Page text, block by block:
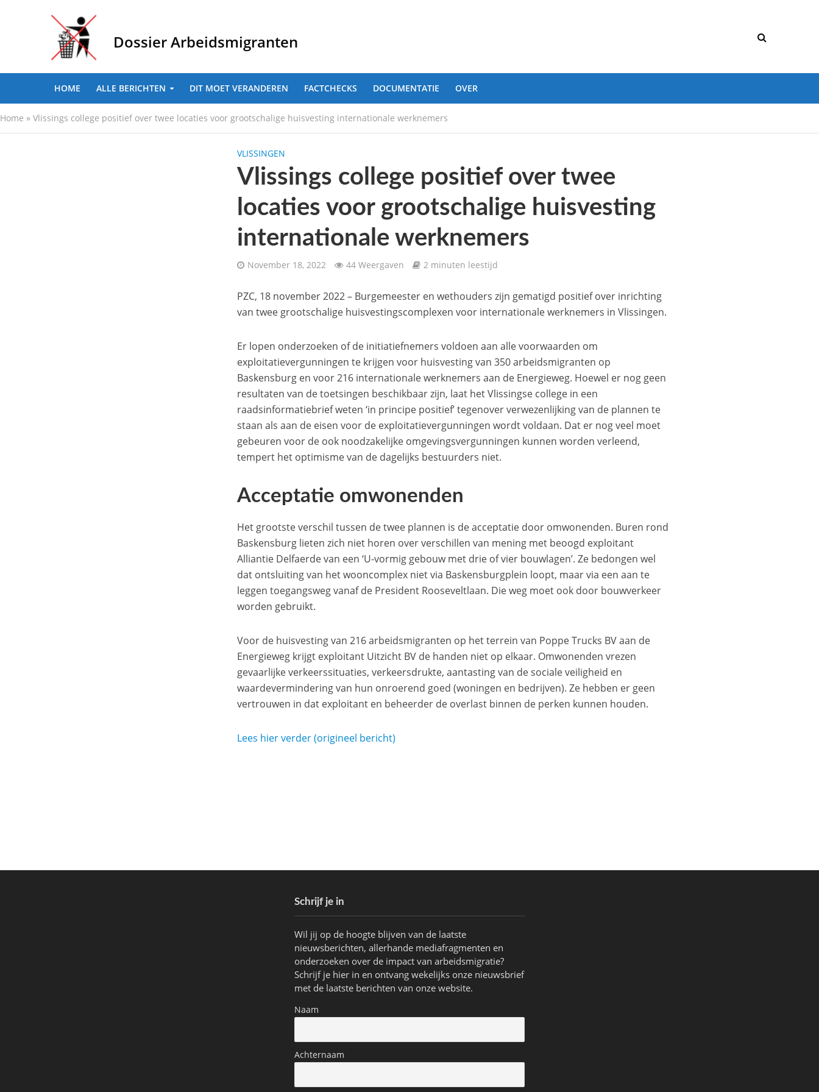
Dossier Arbeidsmigranten
HOME ALLE BERICHTEN DIT MOET VERANDEREN FACTCHECKS DOCUMENTATIE OVER
Home » Vlissings college positief over twee locaties voor grootschalige huisvesting internationale werknemers
VLISSINGEN
Vlissings college positief over twee
locaties voor grootschalige huisvesting
internationale werknemers
November 18, 2022 44 Weergaven 2 minuten leestijd
PZC, 18 november 2022 – Burgemeester en wethouders zijn gematigd positief over inrichting
van twee grootschalige huisvestingscomplexen voor internationale werknemers in Vlissingen.
Er lopen onderzoeken of de initiatiefnemers voldoen aan alle voorwaarden om
exploitatievergunningen te krijgen voor huisvesting van 350 arbeidsmigranten op
Baskensburg en voor 216 internationale werknemers aan de Energieweg. Hoewel er nog geen
resultaten van de toetsingen beschikbaar zijn, laat het Vlissingse college in een
raadsinformatiebrief weten ‘in principe positief’ tegenover verwezenlijking van de plannen te
staan als aan de eisen voor de exploitatievergunningen wordt voldaan. Dat er nog veel moet
gebeuren voor de ook noodzakelijke omgevingsvergunningen kunnen worden verleend,
tempert het optimisme van de dagelijks bestuurders niet.
Acceptatie omwonenden
Het grootste verschil tussen de twee plannen is de acceptatie door omwonenden. Buren rond
Baskensburg lieten zich niet horen over verschillen van mening met beoogd exploitant
Alliantie Delfaerde van een ‘U-vormig gebouw met drie of vier bouwlagen’. Ze bedongen wel
dat ontsluiting van het wooncomplex niet via Baskensburgplein loopt, maar via een aan te
leggen toegangsweg vanaf de President Rooseveltlaan. Die weg moet ook door bouwverkeer
worden gebruikt.
Voor de huisvesting van 216 arbeidsmigranten op het terrein van Poppe Trucks BV aan de
Energieweg krijgt exploitant Uitzicht BV de handen niet op elkaar. Omwonenden vrezen
gevaarlijke verkeerssituaties, verkeersdrukte, aantasting van de sociale veiligheid en
waardevermindering van hun onroerend goed (woningen en bedrijven). Ze hebben er geen
vertrouwen in dat exploitant en beheerder de overlast binnen de perken kunnen houden.
Lees hier verder (origineel bericht)
Schrijf je in
Wil jij op de hoogte blijven van de laatste
nieuwsberichten, allerhande mediafragmenten en
onderzoeken over de impact van arbeidsmigratie?
Schrijf je hier in en ontvang wekelijks onze nieuwsbrief
met de laatste berichten van onze website.
Naam
Achternaam